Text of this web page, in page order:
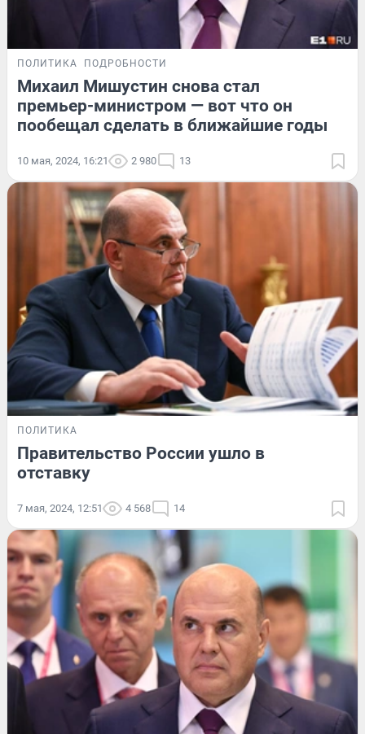
ПОЛИТИКА ПОДРОБНОСТИ
Михаил Мишустин снова стал
премьер-министром — вот что он
пообещал сделать в ближайшие годы
10 мая, 2024, 16:21 2 980 13
ПОЛИТИКА
Правительство России ушло в
отставку
7 мая, 2024, 12:51 4 568 14